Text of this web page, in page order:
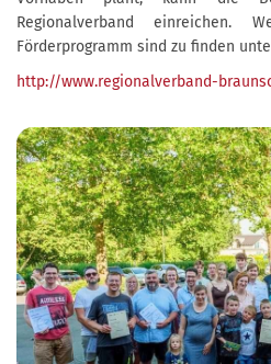
Regionalverband einreichen.
Förderprogramm sind zu finden
http://www.regionalverband-